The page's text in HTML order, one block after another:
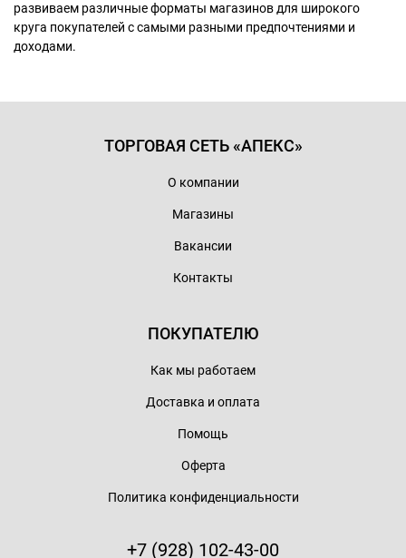
развиваем различные форматы магазинов для широкого
круга покупателей с самыми разными предпочтениями и
доходами.
ТОРГОВАЯ СЕТЬ «АПЕКС»
О компании
Магазины
Вакансии
Контакты
ПОКУПАТЕЛЮ
Как мы работаем
Доставка и оплата
Помощь
Оферта
Политика конфиденциальности
+7 (928) 102-43-00